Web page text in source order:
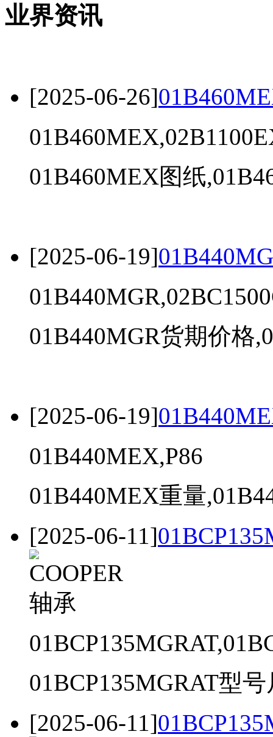
业界资讯
[2025-06-26]
01B460MEX图纸
[2025-06-19]
01B440MGR货期价格
[2025-06-19]
01B440MEX,P86
01B440MEX重量
[2025-06-11]
01BCP135MGRAT型号
[2025-06-11]